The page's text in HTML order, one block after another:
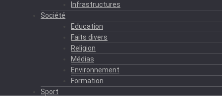
Infrastructures
Société
Education
Faits divers
Religion
Médias
Environnement
Formation
Sport